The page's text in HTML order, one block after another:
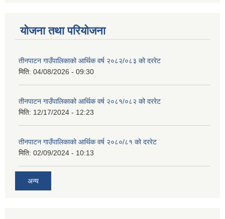
योजना तथा परियोजना
तीनपाटन गाउँपालिकाको आर्थिक वर्ष २०८२/०८३ को दररेट
मिति: 04/08/2026 - 09:30
तीनपाटन गाउँपालिकाको आर्थिक वर्ष २०८१/०८२ को दररेट
मिति: 12/17/2024 - 12:23
तीनपाटन गाउँपालिकाको आर्थिक वर्ष २०८०/८१ को दररेट
मिति: 02/09/2024 - 10:13
अन्य